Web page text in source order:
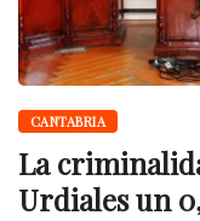
CANTABRIA
La
Urdiales un